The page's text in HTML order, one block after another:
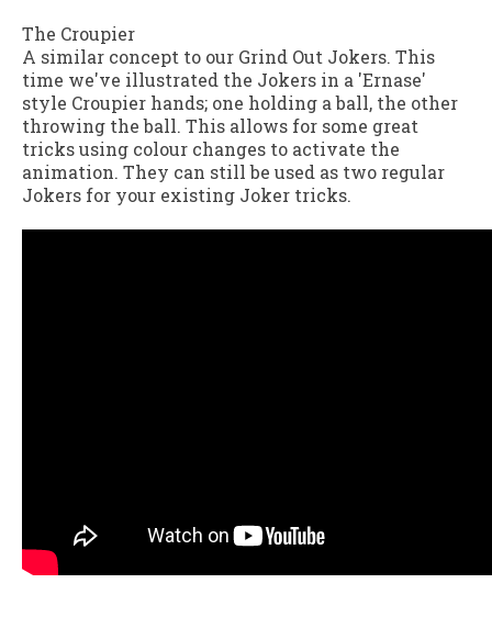
The Croupier
A similar concept to our Grind Out Jokers. This
time we've illustrated the Jokers in a 'Ernase'
style Croupier hands; one holding a ball, the other
throwing the ball. This allows for some great
tricks using colour changes to activate the
animation. They can still be used as two regular
Jokers for your existing Joker tricks.